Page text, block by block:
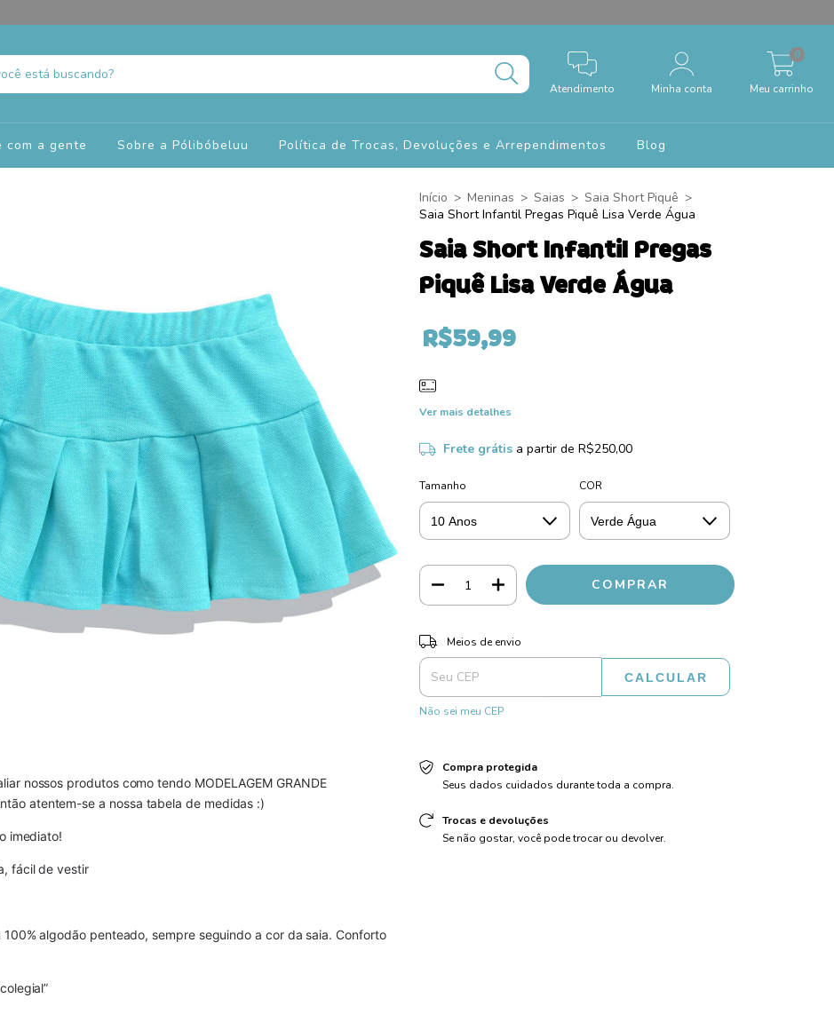
Atendimento Minha conta Meu carrinho
0
com a gente Sobre a Pólibóbeluu Política de Trocas, Devoluções e Arrependimentos Blog
nossos produtos como tendo MODELAGEM GRANDE
atentem-se a nossa tabela de medidas :)
imediato!
fácil de vestir
algodão penteado, sempre seguindo a cor da saia. Conforto
Início > Meninas > Saias > Saia Short Piquê >
Saia Short Infantil Pregas Piquê Lisa Verde Água
Saia Short Infantil Pregas
Piquê Lisa Verde Água
R$59,99
Ver mais detalhes
Frete grátis a partir de R$250,00
Tamanho COR
Entregas para o CEP:
Meios de envio
CALCULAR
Não sei meu CEP
Compra protegida
Seus dados cuidados durante toda a compra.
Trocas e devoluções
Se não gostar, você pode trocar ou devolver.